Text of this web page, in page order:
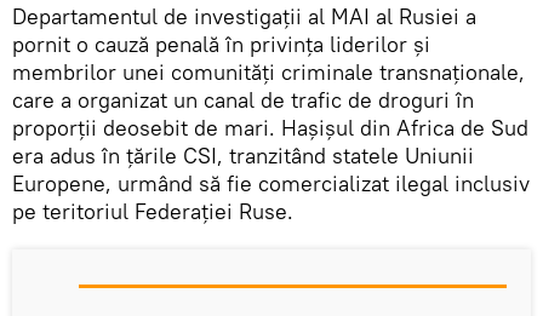
Departamentul de investigații al MAI al Rusiei a
pornit o cauză penală în privința liderilor și
membrilor unei comunități criminale transnaționale,
care a organizat un canal de trafic de droguri în
proporții deosebit de mari. Hașișul din Africa de Sud
era adus în țările CSI, tranzitând statele Uniunii
Europene, urmând să fie comercializat ilegal inclusiv
pe teritoriul Federației Ruse.